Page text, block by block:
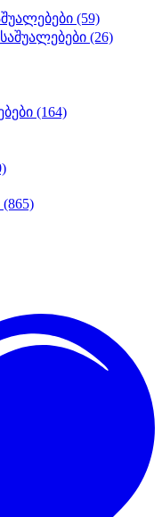
(59)
(26)
(164)
(865)